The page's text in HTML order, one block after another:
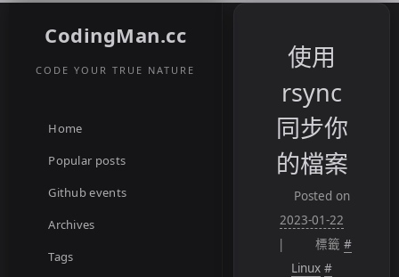
CodingMan.cc
CODE YOUR TRUE NATURE
Home
Popular posts
Github events
Archives
Tags
使用
rsync
同步你
的檔案
Posted on
2023-01-22
標籤 #
Linux #